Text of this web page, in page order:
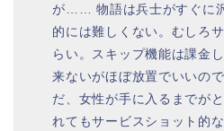
が…… 物語は兵士がすぐに
的には難しくない。むしろ
らい。スキップ機能は課金
来ないがほぼ放置でいいの
だ、女性が手に入るまでが
れてもサービスショット的